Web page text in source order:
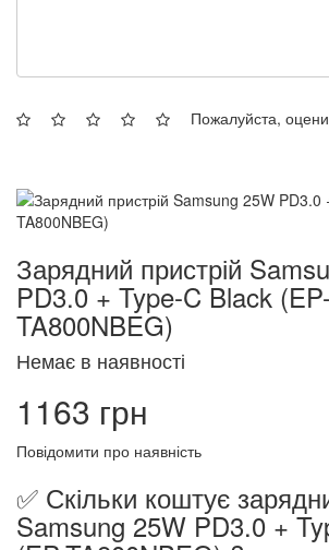
Пожалуйста,
Зарядний пристрій
PD3.0 + Type-C Black (EP-
TA800NBEG)
Немає в наявності
1163 грн
Повідомити про наявність
✅ Скільки коштує
Samsung 25W PD3.0 +